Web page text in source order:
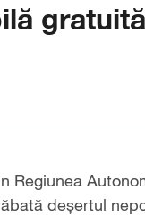
Regiunea
deșertul